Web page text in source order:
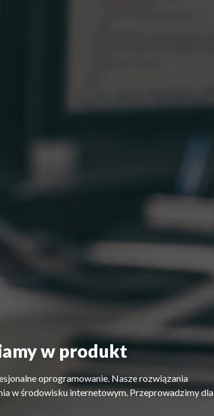
w produkt
oprogramowanie. Nasze rozwiązania
w środowisku internetowym. Przeprowadzimy dla